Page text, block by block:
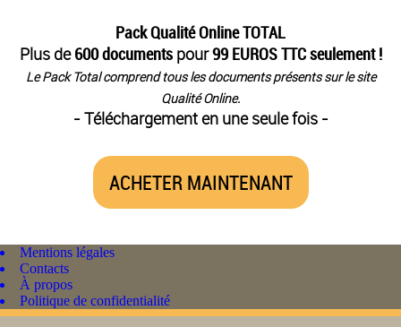
Pack Qualité Online TOTAL
Plus de600 documentspour99 EUROS TTC seulement !
Le Pack Total comprend tous les documents présents sur le site
Qualité Online.
- Téléchargement en une seule fois -
ACHETER MAINTENANT
Mentions légales
Contacts
À propos
Politique de confidentialité